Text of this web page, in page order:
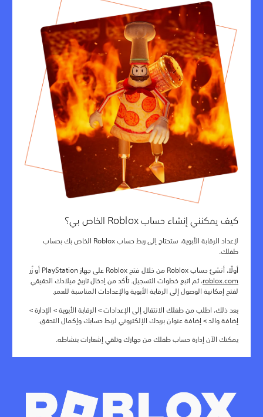
كيف يمكنني إنشاء حساب Roblox الخاص بي؟
لإعداد الرقابة الأبوية، ستحتاج إلى ربط حساب Roblox الخاص بك بحساب
طفلك.
أولًا، أنشئ حساب Roblox من خلال فتح Roblox على جهاز PlayStation أو زُر
roblox.com، ثم اتبع خطوات التسجيل. تأكد من إدخال تاريخ ميلادك الحقيقي
لفتح إمكانية الوصول إلى الرقابة الأبوية والإعدادات المناسبة للعمر.
بعد ذلك، اطلب من طفلك الانتقال إلى الإعدادات > الرقابة الأبوية > الإدارة >
إضافة والد > إضافة عنوان بريدك الإلكتروني لربط حسابك وإكمال التحقق.
يمكنك الآن إدارة حساب طفلك من جهازك وتلقي إشعارات بنشاطه.